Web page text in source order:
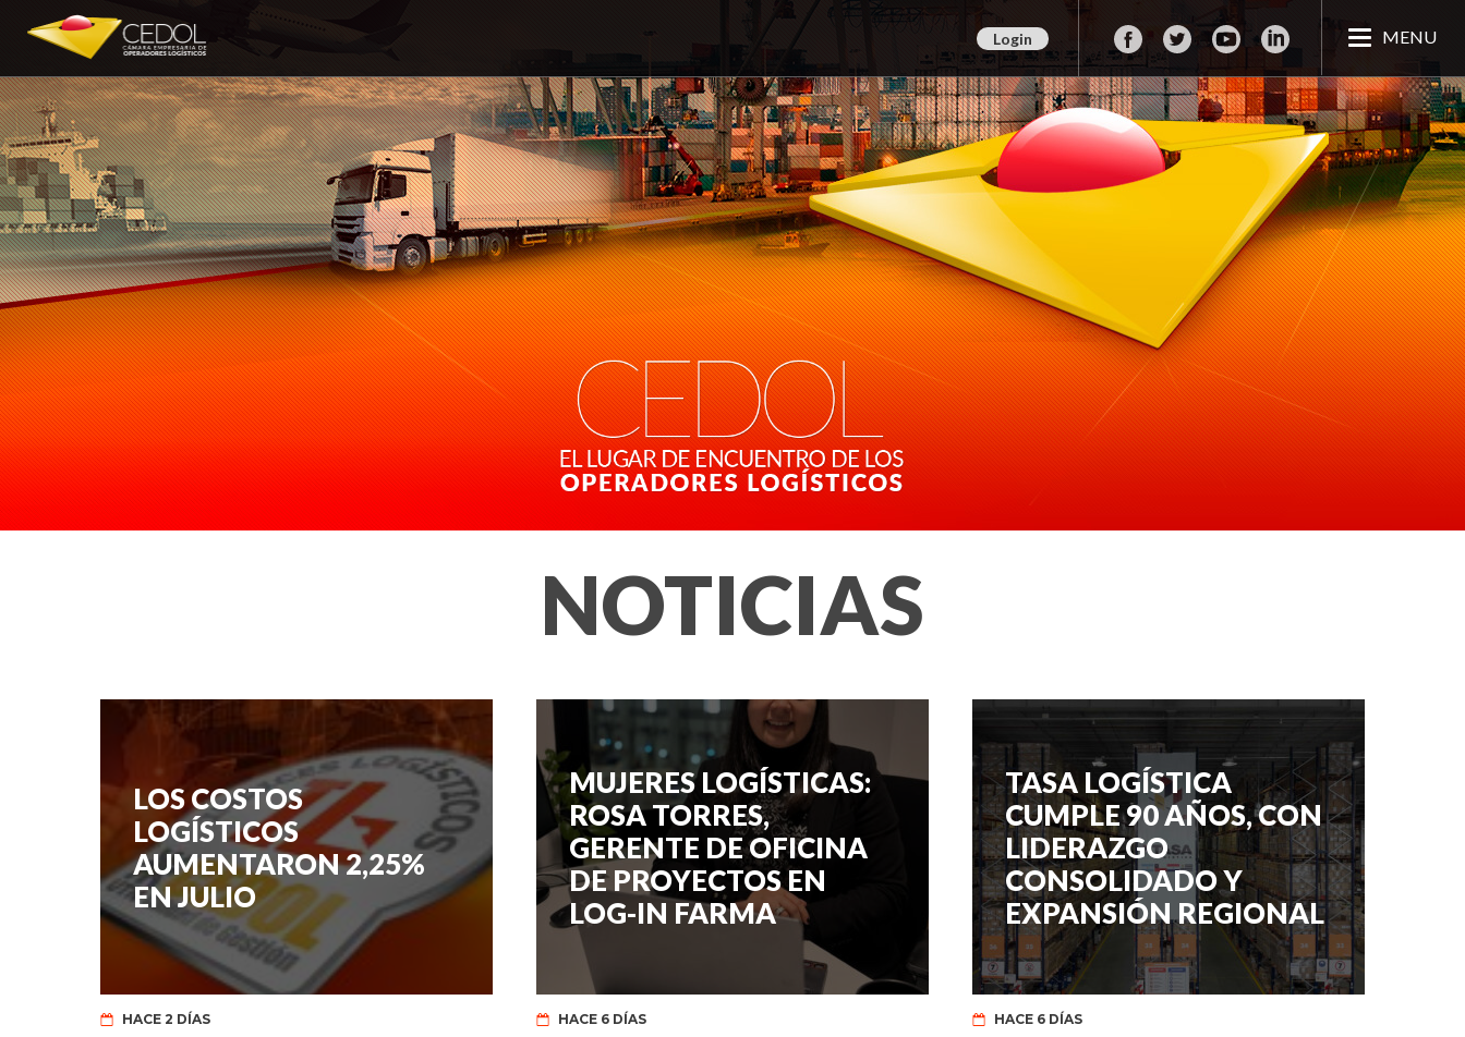
Login MENU
NOTICIAS
LOS COSTOS
LOGÍSTICOS
AUMENTARON 2,25%
EN JULIO
HACE 2 DÍAS
MUJERES LOGÍSTICAS:
ROSA TORRES,
GERENTE DE OFICINA
DE PROYECTOS EN
LOG-IN FARMA
HACE 6 DÍAS
TASA LOGÍSTICA
CUMPLE 90 AÑOS, CON
LIDERAZGO
CONSOLIDADO Y
EXPANSIÓN REGIONAL
HACE 6 DÍAS